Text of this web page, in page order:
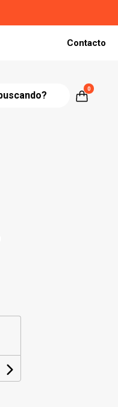
Contacto
0